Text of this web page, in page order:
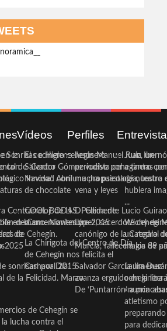
en la
con
en la
de
Sonrisas e Higiene
de ‘Centro
Innova’. Abril
Contrarreloj’ de la
de Comerciantes y
de Cehegín.
2025
sonrisas’ por Día
de la Felicidad. Marzo
de Cehegín se
la lucha contra el
Vídeos
El cocinero ceheginero
Salvador Gómez vuelve por
Navidad con una propuesta
de chocolate
COOL BODAS. Pedida de
mano. Noviembre 2015
La Chirigota del Centro de Día
de Cehegín nos felicita el
Carnaval 2015
Perfiles
Jesús Manuel Ruiz, un
periodista ceheginero con
mucha psicología, teatro
vena y leyes
D. Clemente Lucio Guirao
López, sacerdote
canónigo de la Catedral
Murcia, fallece a los 89
Salvador García Jiménez
avanza erguido en la
De ‘Puntarrón’ a
Juan
a tantas
de nuestra
hubiera
...
Wichy de
un regalo
magia de
Laura
ceheginera
«nunca
atletismo
para